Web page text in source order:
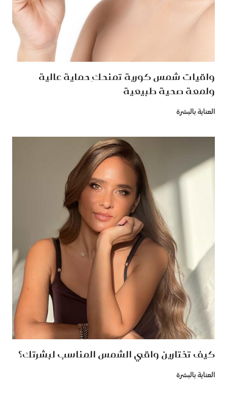
واقيات شمس كورية تمنحكِ حماية عالية
ولمعة صحية طبيعية
العناية بالبشرة
كيف تختارين واقي الشمس المناسب لبشرتك؟
العناية بالبشرة